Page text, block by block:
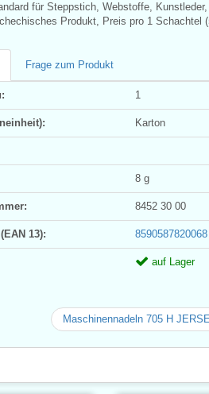
für Steppstich, Webstoffe,
Produkt, Preis pro 1 Schachtel
Frage zum Produkt
1
Karton
8 g
8452 30 00
13): 8590587820068
auf Lager
Maschinennadeln 705 H